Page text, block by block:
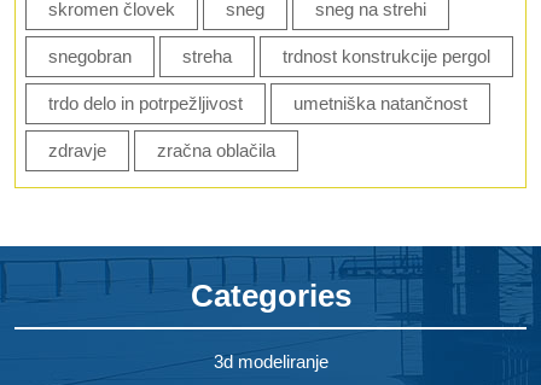
skromen človek sneg sneg na strehi
snegobran streha trdnost konstrukcije pergol
trdo delo in potrpežljivost umetniška natančnost
zdravje zračna oblačila
Categories
3d modeliranje